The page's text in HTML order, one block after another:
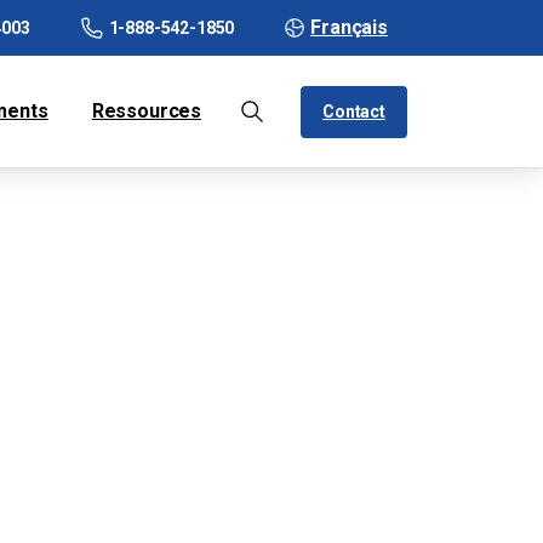
1-888-542-1850 Français
Ressources Contact